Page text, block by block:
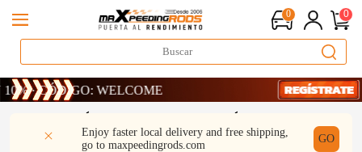
0 0
WELCOME
WELCOME
WELCOME
Enjoy faster local delivery and free shipping,
go to maxpeedingrods.com
GO
DESCRIPCIÓN REVISIÓN